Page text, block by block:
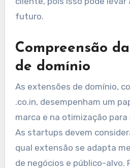
futuro.
Compreensão
de domínio
As extensões de domínio,
.co.in, desempenham um
marca e na otimização
As startups devem
qual extensão se adapta
de negócios e público-alvo.